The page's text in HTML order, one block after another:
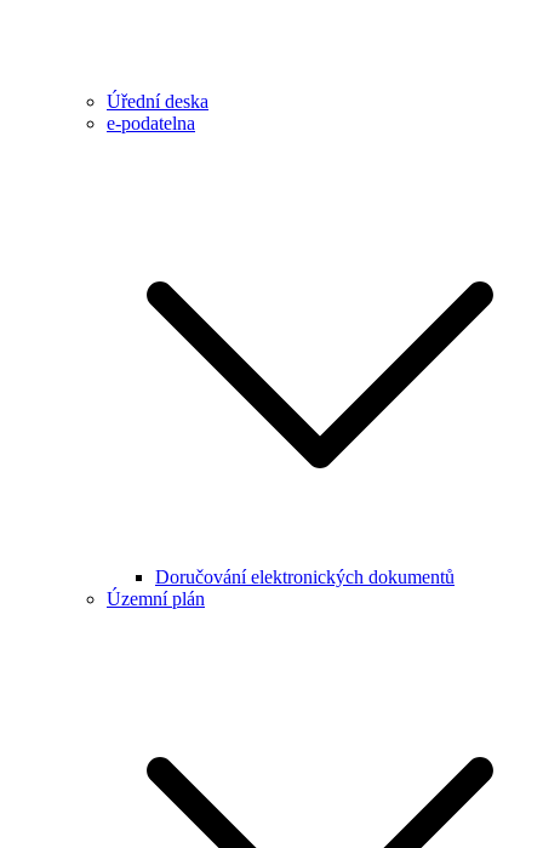
Úřední deska
e-podatelna
Doručování elektronických dokumentů
Územní plán